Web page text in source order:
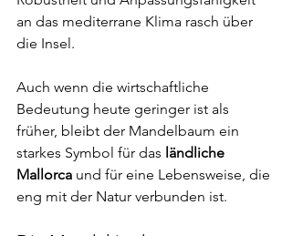
an das mediterrane Klima rasch über
die Insel.
Auch wenn die wirtschaftliche
Bedeutung heute geringer ist als
früher, bleibt der Mandelbaum ein
starkes Symbol für das ländliche
Mallorca und für eine Lebensweise, die
eng mit der Natur verbunden ist.